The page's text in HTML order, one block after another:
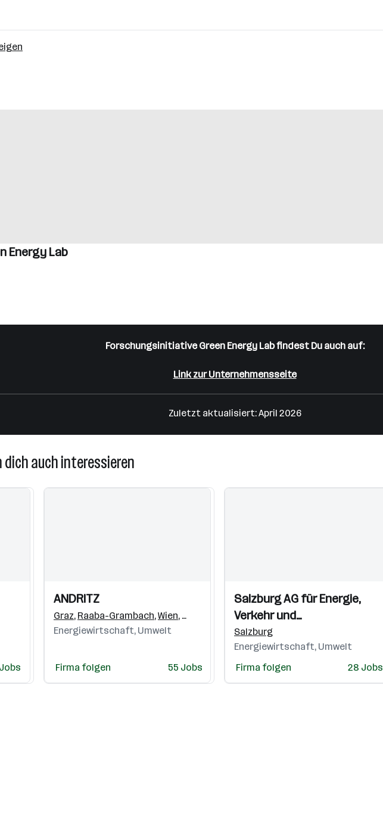
Energy Lab
Forschungsinitiative Green Energy Lab findest Du auch auf:
Link zur Unternehmensseite
Zuletzt aktualisiert: April 2026
dich auch interessieren
Videos
Einblicke
Einblicke
ANDRITZ
Graz, Raaba-Grambach,Wien, St. Pölten Weiz,Linz
Energiewirtschaft, Umwelt
Firma folgen 55 Jobs
Videos
Einblicke
Einblicke
Salzburg AG für Energie,
Verkehr und
Telekommunikation
Salzburg
Energiewirtschaft, Umwelt
Firma folgen
28 Jobs